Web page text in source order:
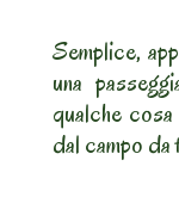
Semplice,
una
qualche
dal campo da